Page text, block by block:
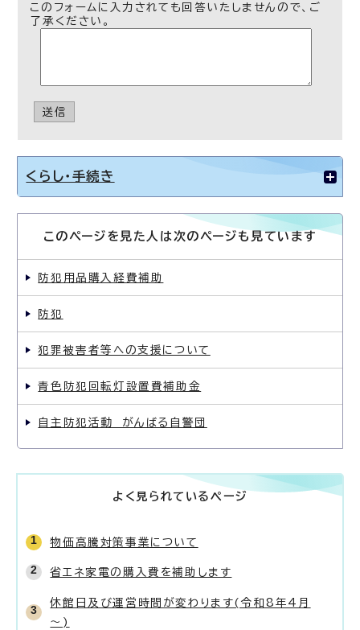
このフォームに入力されても回答いたしませんので、ご
了承ください。
送信
くらし・手続き
このページを見た人は次のページも見ています
防犯用品購入経費補助
防犯
犯罪被害者等への支援について
青色防犯回転灯設置費補助金
自主防犯活動 がんばる自警団
よく見られているページ
物価高騰対策事業について
省エネ家電の購入費を補助します
休館日及び運営時間が変わります(令和8年4月
～)